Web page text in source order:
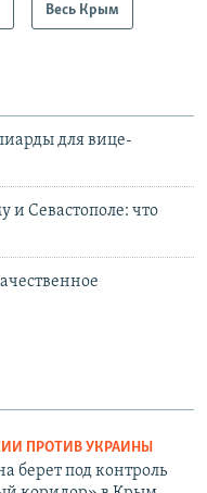
Весь Крым
для вице-
и Севастополе: что
ПРОТИВ УКРАИНЫ
берет под контроль